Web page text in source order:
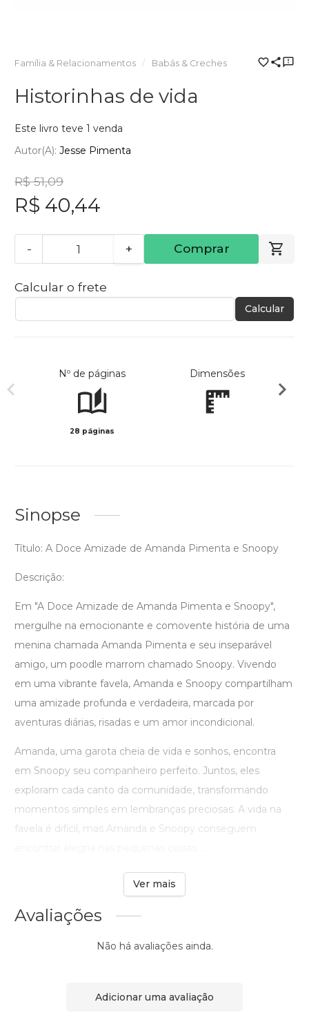
Família & Relacionamentos Babás & Creches
Historinhas de vida
Este livro teve 1 venda
Autor(a): Jesse Pimenta
R$ 51,09
R$ 40,44
- + Comprar
Calcular o frete
Calcular
Nº de páginas
28 páginas
Dimensões
Sinopse
Título: A Doce Amizade de Amanda Pimenta e Snoopy
Descrição:
Em "A Doce Amizade de Amanda Pimenta e Snoopy",
mergulhe na emocionante e comovente história de uma
menina chamada Amanda Pimenta e seu inseparável
amigo, um poodle marrom chamado Snoopy. Vivendo
em uma vibrante favela, Amanda e Snoopy compartilham
uma amizade profunda e verdadeira, marcada por
aventuras diárias, risadas e um amor incondicional.
Amanda, uma garota cheia de vida e sonhos, encontra
em Snoopy seu companheiro perfeito. Juntos, eles
exploram cada canto da comunidade, transformando
momentos simples em lembranças preciosas. A vida na
favela é difícil, mas Amanda e Snoopy conseguem
Ver mais
Avaliações
Não há avaliações ainda.
Adicionar uma avaliação